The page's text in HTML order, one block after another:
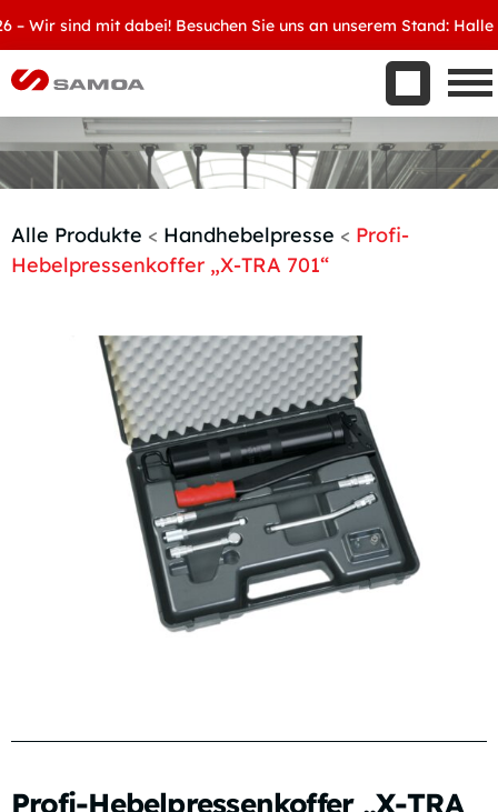
Wir sind mit dabei! Besuchen Sie uns an unserem Stand: Halle
Aktuelles
Kontakt
Handelspartner werden
Alle Produkte < Handhebelpresse < Profi-
Hebelpressenkoffer „X-TRA 701“
Profi-Hebelpressenkoffer „X-TRA